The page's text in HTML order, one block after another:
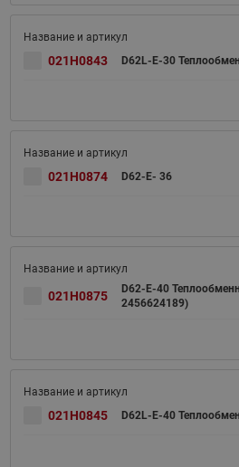
021H0843 D62L-E-30
021H0874 D62-E- 36
021H0875
D62-E-40
2456624189)
021H0845 D62L-E-40